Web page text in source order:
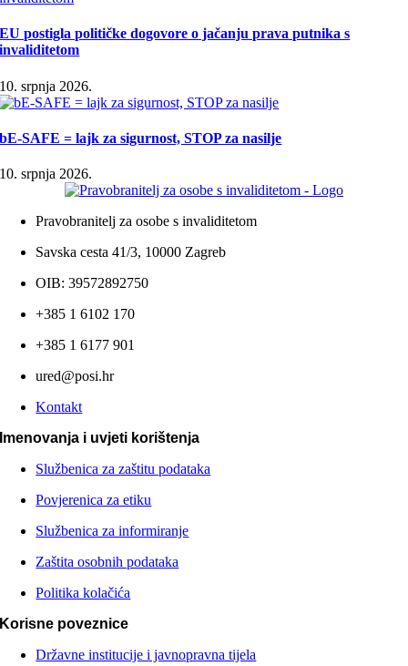
EU postigla političke dogovore o jačanju prava putnika s
invaliditetom
10. srpnja 2026.
bE-SAFE = lajk za sigurnost, STOP za nasilje
10. srpnja 2026.
Pravobranitelj za osobe s invaliditetom
Savska cesta 41/3, 10000 Zagreb
OIB: 39572892750
+385 1 6102 170
+385 1 6177 901
ured@posi.hr
Kontakt
Imenovanja i uvjeti korištenja
Službenica za zaštitu podataka
Povjerenica za etiku
Službenica za informiranje
Zaštita osobnih podataka
Politika kolačića
Korisne poveznice
Državne institucije i javnopravna tijela